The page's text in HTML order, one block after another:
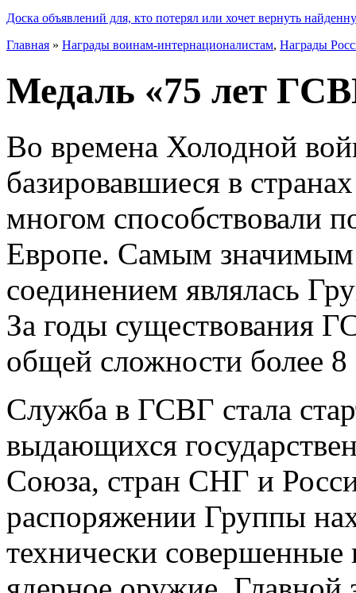
Доска объявлений для, кто потерял или хочет вернуть
Главная » Награды воинам-интернационалистам, Награды
Медаль «75 лет
Во времена Холодной
базировавшиеся в
многом способствовали
Европе. Самым
соединением являлась
За годы существования
общей сложности более 8
Служба в ГСВГ стала
выдающихся
Союза, стран СНГ и
распоряжении Группы
технически